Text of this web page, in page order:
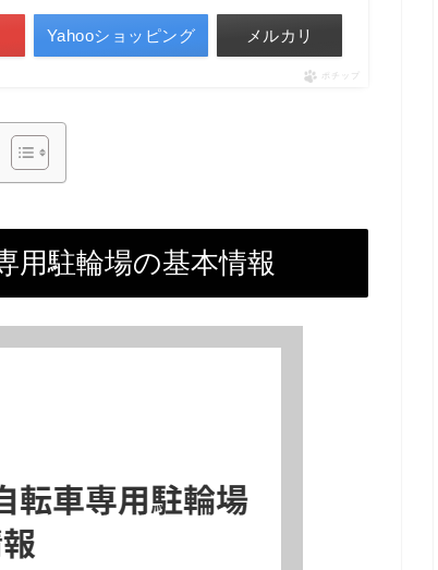
Yahooショッピング メルカリ
ポチップ
用駐輪場の基本情報